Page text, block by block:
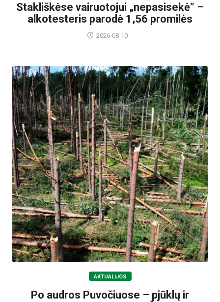
Stakliškėse vairuotojui „nepasisekė“ –
alkotesteris parodė 1,56 promilės
2026-08-10
AKTUALIJOS
Po audros Puvočiuose – pjūklų ir